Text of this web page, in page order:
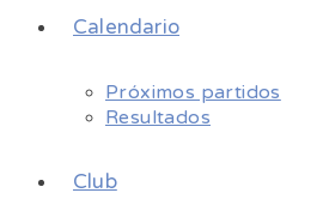
Calendario
Próximos partidos
Resultados
Club